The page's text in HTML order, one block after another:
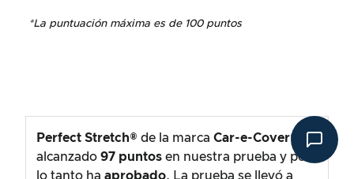
*La puntuación máxima es de 100 puntos
Perfect Stretch® de la marcaCar-e-Cover®
ha
alcanzado 97 puntos en nuestra prueba y por
lo tanto haaprobado. La prueba se llevó a